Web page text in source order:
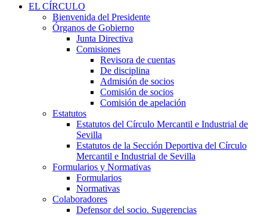
EL CÍRCULO
Bienvenida del Presidente
Órganos de Gobierno
Junta Directiva
Comisiones
Revisora de cuentas
De disciplina
Admisión de socios
Comisión de socios
Comisión de apelación
Estatutos
Estatutos del Círculo Mercantil e Industrial de
Sevilla
Estatutos de la Sección Deportiva del Círculo
Mercantil e Industrial de Sevilla
Formularios y Normativas
Formularios
Normativas
Colaboradores
Defensor del socio. Sugerencias